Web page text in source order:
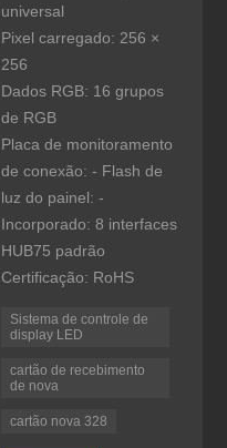
universal
Pixel carregado: 256 ×
256
Dados RGB: 16 grupos
de RGB
Placa de monitoramento
de conexão: - Flash de
luz do painel: -
Incorporado: 8 interfaces
HUB75 padrão
Certificação: RoHS
Sistema de controle de
display LED
cartão de recebimento
de nova
cartão nova 328